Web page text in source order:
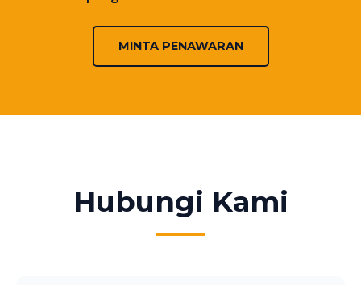
MINTA PENAWARAN
Hubungi Kami